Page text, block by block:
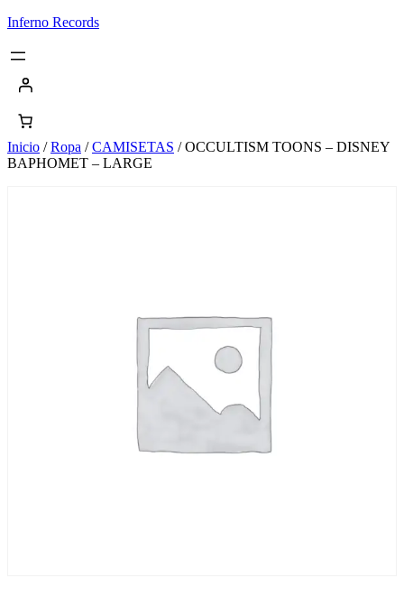
Saltar
contenido
Inferno Records
Inicio /Ropa /CAMISETAS / OCCULTISM TOONS – DISNEY
BAPHOMET – LARGE